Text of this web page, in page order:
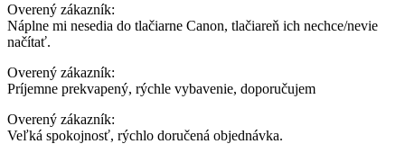
Overený zákazník:
Náplne mi nesedia do tlačiarne Canon, tlačiareň ich nechce/nevie
načítať.
Overený zákazník:
Príjemne prekvapený, rýchle vybavenie, doporučujem
Overený zákazník:
Veľká spokojnosť, rýchlo doručená objednávka.